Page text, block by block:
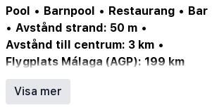
Pool • Barnpool • Restaurang • Bar
• Avstånd strand: 50 m •
Avstånd till centrum: 3 km •
Flygplats Málaga (AGP): 199 km
Pool (ev. säsongsöppen)
Internet/Wi-Fi
Visa mer